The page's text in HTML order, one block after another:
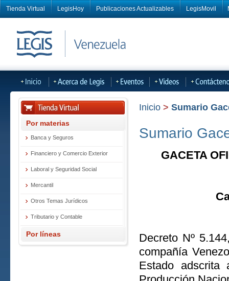
Tienda Virtual LegisHoy Publicaciones Actualizables LegisMovil
Por materias
Banca y Seguros
Financiero y Comercio Exterior
Laboral y Seguridad Social
Mercantil
Otros Temas Jurídicos
Tributario y Contable
Por líneas
Inicio > Sumario
Sumario
GACETA
Decreto Nº
compañía
Estado adscrita